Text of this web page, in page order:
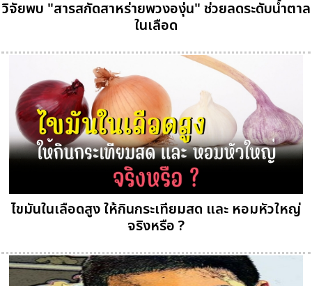
วิจัยพบ "สารสกัดสาหร่ายพวงองุ่น" ช่วยลดระดับน้ำตาล
ในเลือด
ไขมันในเลือดสูง ให้กินกระเทียมสด และ หอมหัวใหญ่
จริงหรือ ?